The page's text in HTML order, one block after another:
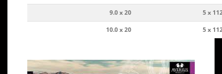
9.0 x 20 5 x
10.0 x 20 5 x